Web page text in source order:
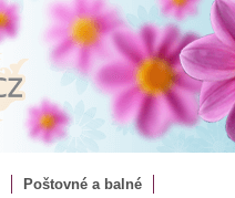
Poštovné a balné